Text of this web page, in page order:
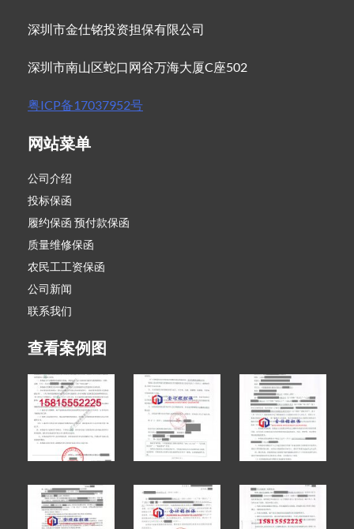
深圳市金仕铭投资担保有限公司
深圳市南山区蛇口网谷万海大厦C座502
粤ICP备17037952号
网站菜单
公司介绍
投标保函
履约保函 预付款保函
质量维修保函
农民工工资保函
公司新闻
联系我们
查看案例图